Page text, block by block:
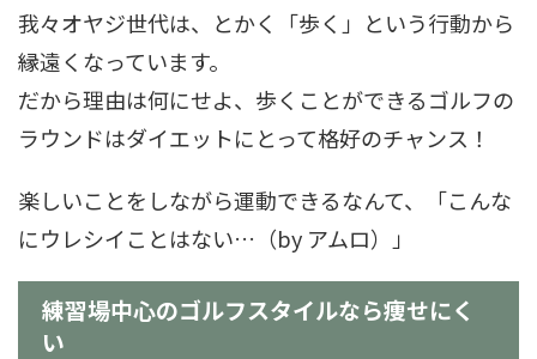
我々オヤジ世代は、とかく「歩く」という行動から
縁遠くなっています。
だから理由は何にせよ、歩くことができるゴルフの
ラウンドはダイエットにとって格好のチャンス！
楽しいことをしながら運動できるなんて、「こんな
にウレシイことはない…（by アムロ）」
練習場中心のゴルフスタイルなら痩せにく
い